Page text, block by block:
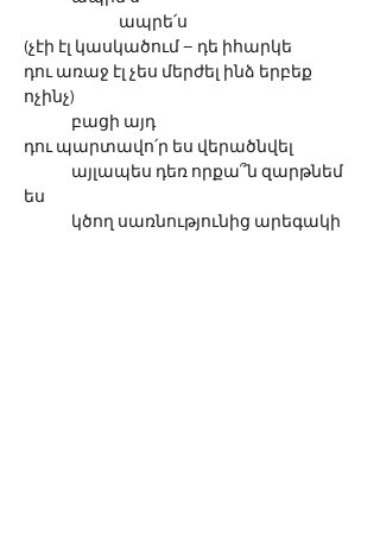
		ապրե՛ս
(չէի էլ կասկածում – դե իհարկե
դու առաջ էլ չես մերժել ինձ երբեք
ոչինչ)
	բացի այդ
դու պարտավո՛ր ես վերածնվել
ես
	կծող սառնությունից արեգակի